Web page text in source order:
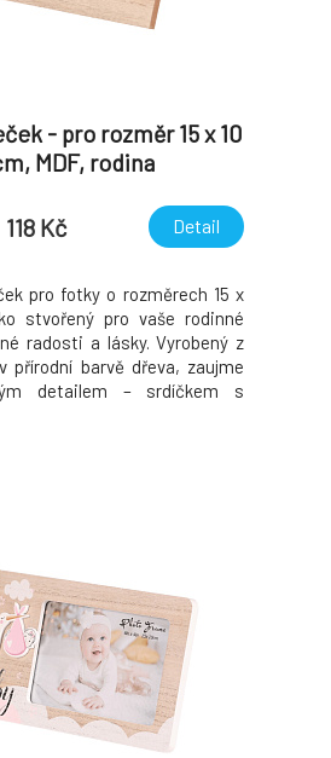
- pro rozměr 15 x 10
MDF, rodina
118 Kč Detail
pro fotky o rozměrech 15 x
stvořený pro vaše rodinné
radosti a lásky. Vyrobený z
přírodní barvě dřeva, zaujme
detailem – srdíčkem s